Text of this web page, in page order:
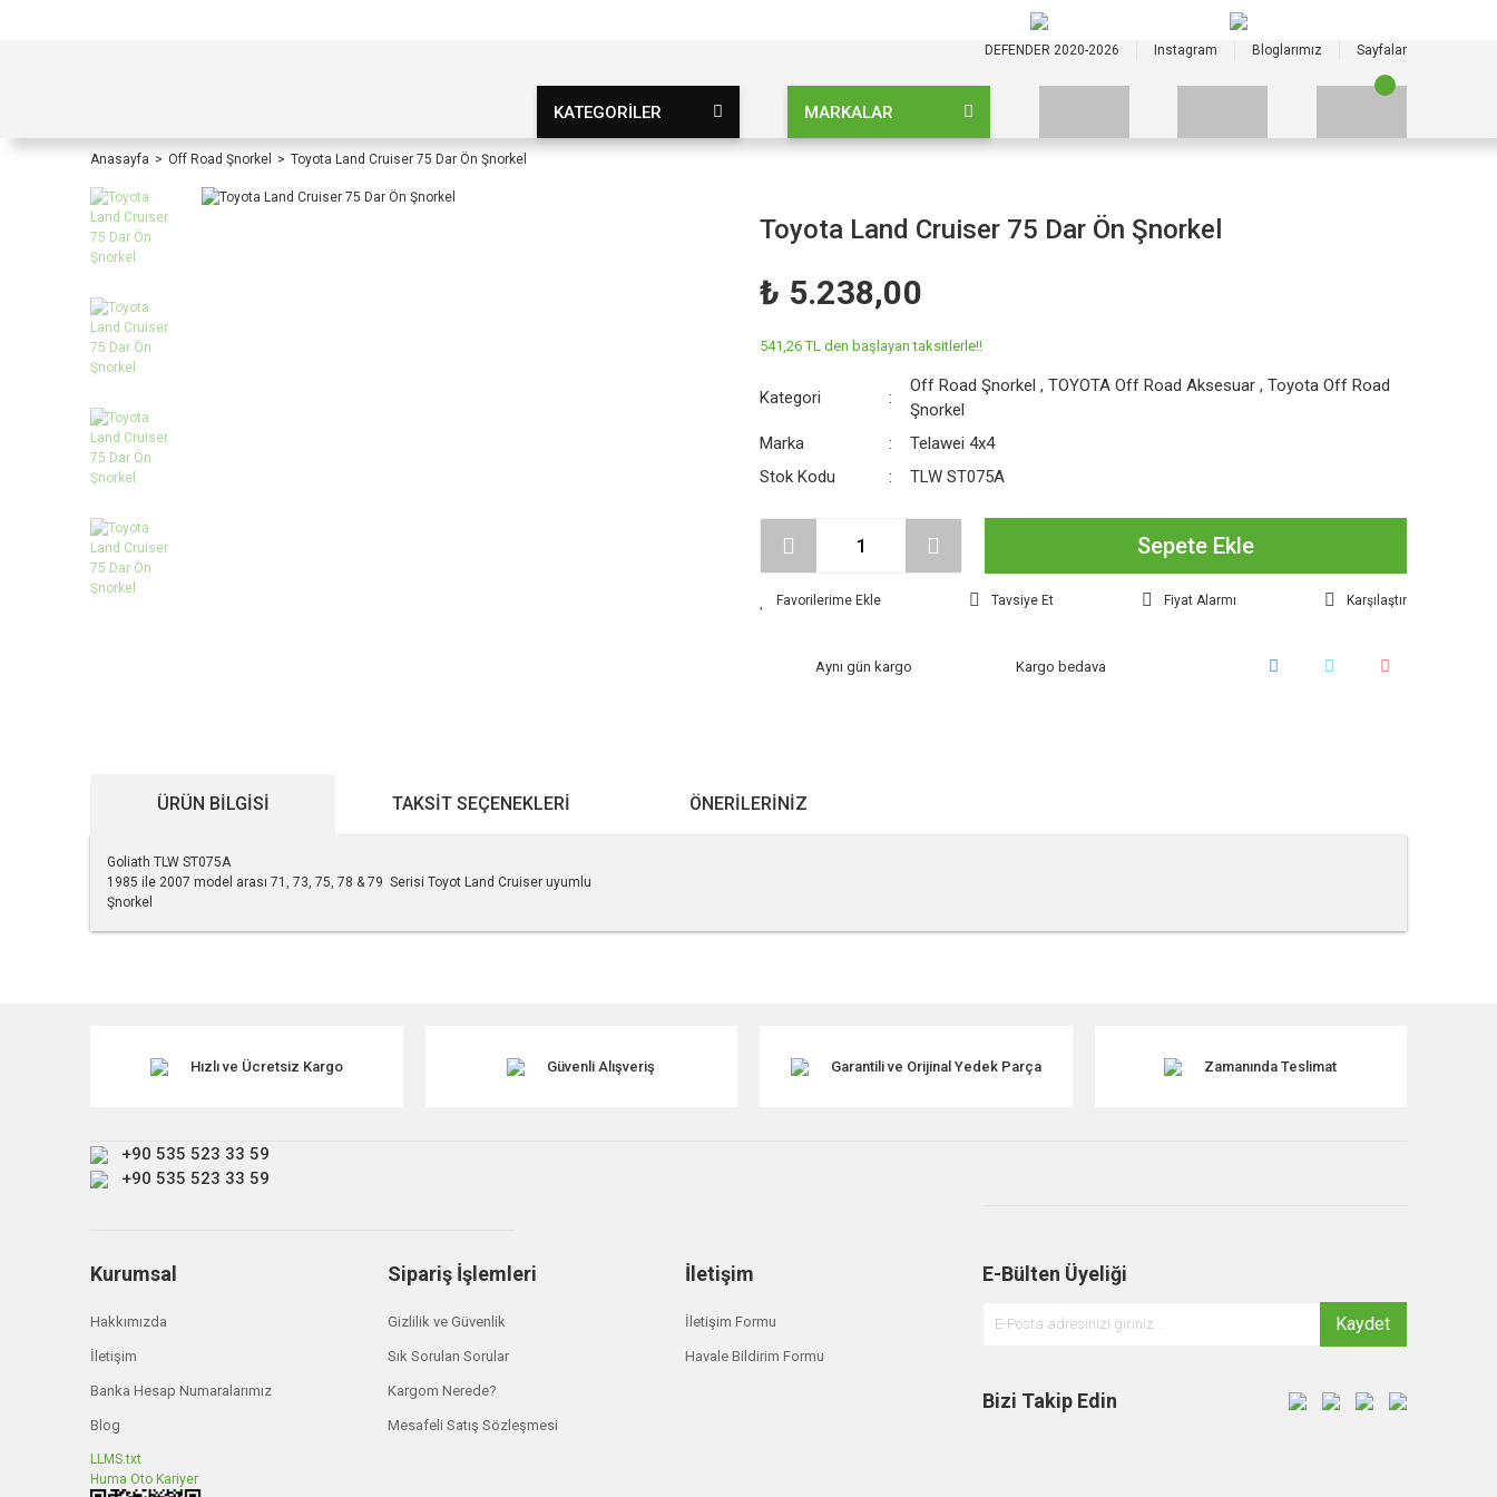
DEFENDER 2020-2026 Instagram Bloglarımız Sayfalar
KATEGORİLER MARKALAR
Anasayfa Off Road Şnorkel Toyota Land Cruiser 75 Dar Ön Şnorkel
Toyota Land Cruiser 75 Dar Ön Şnorkel
₺ 5.238,00
541,26 TL den başlayan taksitlerle!!
Kategori
Off Road Şnorkel ,TOYOTA Off Road Aksesuar ,Toyota Off Road
Şnorkel
Marka
Telawei 4x4
Stok Kodu
TLW ST075A
Sepete Ekle
Tavsiye Et Fiyat Alarmı Karşılaştır
Aynı gün kargo Kargo bedava
ÜRÜN BILGISI TAKSIT SEÇENEKLERI ÖNERILERINIZ
Goliath TLW ST075A
1985 ile 2007 model arası 71, 73, 75, 78 & 79 Serisi Toyot Land Cruiser uyumlu
Şnorkel
Ürün açıklamasında eksik bilgiler bulunuyor.
Bu ürüne benzer farklı alternatifler olmalı.
Hızlı ve Ücretsiz Kargo Güvenli Alışveriş Garantili ve Orijinal Yedek Parça Zamanında Teslimat
+90 535 523 33 59
+90 535 523 33 59
Kurumsal
Hakkımızda
İletişim
Banka Hesap Numaralarımız
Blog
LLMS.txt
Huma Oto Kariyer
Sipariş İşlemleri
Gizlilik ve Güvenlik
Sık Sorulan Sorular
Kargom Nerede?
Mesafeli Satış Sözleşmesi
İletişim
İletişim Formu
Havale Bildirim Formu
E-Bülten Üyeliği
Kaydet
Bizi Takip Edin